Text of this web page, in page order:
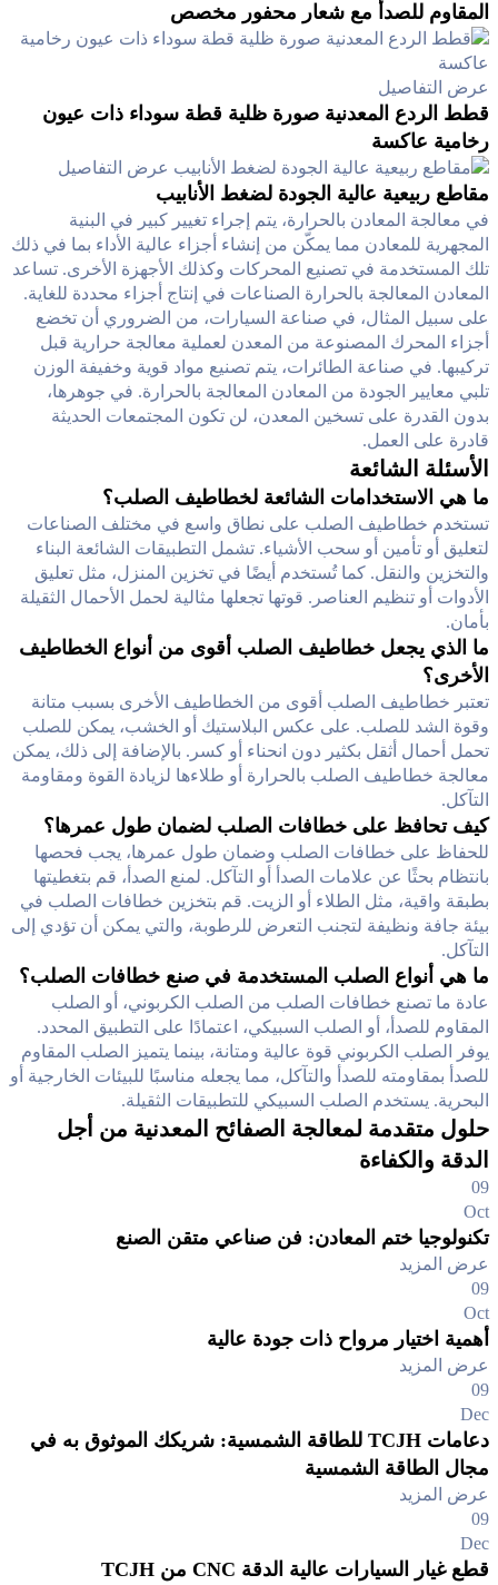
المقاوم للصدأ مع شعار محفور مخصص
عرض التفاصيل
قطط الردع المعدنية صورة ظلية قطة سوداء ذات عيون
رخامية عاكسة
عرض التفاصيل
مقاطع ربيعية عالية الجودة لضغط الأنابيب
في معالجة المعادن بالحرارة، يتم إجراء تغيير كبير في البنية
المجهرية للمعادن مما يمكّن من إنشاء أجزاء عالية الأداء بما في ذلك
تلك المستخدمة في تصنيع المحركات وكذلك الأجهزة الأخرى. تساعد
المعادن المعالجة بالحرارة الصناعات في إنتاج أجزاء محددة للغاية.
على سبيل المثال، في صناعة السيارات، من الضروري أن تخضع
أجزاء المحرك المصنوعة من المعدن لعملية معالجة حرارية قبل
تركيبها. في صناعة الطائرات، يتم تصنيع مواد قوية وخفيفة الوزن
تلبي معايير الجودة من المعادن المعالجة بالحرارة. في جوهرها،
بدون القدرة على تسخين المعدن، لن تكون المجتمعات الحديثة
قادرة على العمل.
الأسئلة الشائعة
ما هي الاستخدامات الشائعة لخطاطيف الصلب؟
تستخدم خطاطيف الصلب على نطاق واسع في مختلف الصناعات
لتعليق أو تأمين أو سحب الأشياء. تشمل التطبيقات الشائعة البناء
والتخزين والنقل. كما تُستخدم أيضًا في تخزين المنزل، مثل تعليق
الأدوات أو تنظيم العناصر. قوتها تجعلها مثالية لحمل الأحمال الثقيلة
بأمان.
ما الذي يجعل خطاطيف الصلب أقوى من أنواع الخطاطيف
الأخرى؟
تعتبر خطاطيف الصلب أقوى من الخطاطيف الأخرى بسبب متانة
وقوة الشد للصلب. على عكس البلاستيك أو الخشب، يمكن للصلب
تحمل أحمال أثقل بكثير دون انحناء أو كسر. بالإضافة إلى ذلك، يمكن
معالجة خطاطيف الصلب بالحرارة أو طلاءها لزيادة القوة ومقاومة
التآكل.
كيف تحافظ على خطافات الصلب لضمان طول عمرها؟
للحفاظ على خطافات الصلب وضمان طول عمرها، يجب فحصها
بانتظام بحثًا عن علامات الصدأ أو التآكل. لمنع الصدأ، قم بتغطيتها
بطبقة واقية، مثل الطلاء أو الزيت. قم بتخزين خطافات الصلب في
بيئة جافة ونظيفة لتجنب التعرض للرطوبة، والتي يمكن أن تؤدي إلى
التآكل.
ما هي أنواع الصلب المستخدمة في صنع خطافات الصلب؟
عادة ما تصنع خطافات الصلب من الصلب الكربوني، أو الصلب
المقاوم للصدأ، أو الصلب السبيكي، اعتمادًا على التطبيق المحدد.
يوفر الصلب الكربوني قوة عالية ومتانة، بينما يتميز الصلب المقاوم
للصدأ بمقاومته للصدأ والتآكل، مما يجعله مناسبًا للبيئات الخارجية أو
البحرية. يستخدم الصلب السبيكي للتطبيقات الثقيلة.
حلول متقدمة لمعالجة الصفائح المعدنية من أجل
الدقة والكفاءة
09
Oct
تكنولوجيا ختم المعادن: فن صناعي متقن الصنع
عرض المزيد
09
Oct
أهمية اختيار مرواح ذات جودة عالية
عرض المزيد
09
Dec
دعامات TCJH للطاقة الشمسية: شريكك الموثوق به في
مجال الطاقة الشمسية
عرض المزيد
09
Dec
قطع غيار السيارات عالية الدقة CNC من TCJH